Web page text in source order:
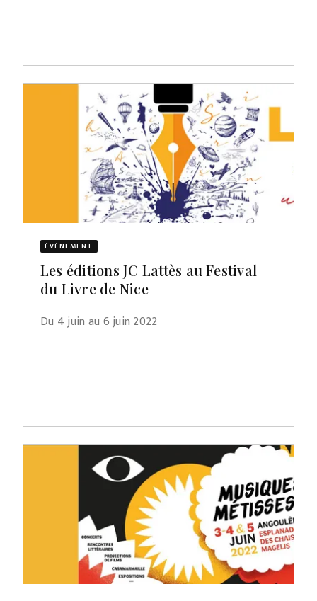
ÉVÈNEMENT
Les éditions JC Lattès au Festival
du Livre de Nice
Du 4 juin au 6 juin 2022